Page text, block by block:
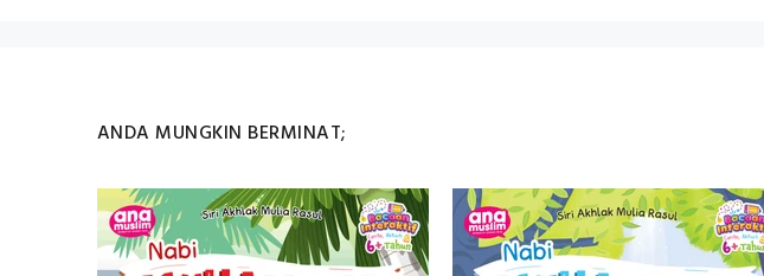
ANDA MUNGKIN BERMINAT;